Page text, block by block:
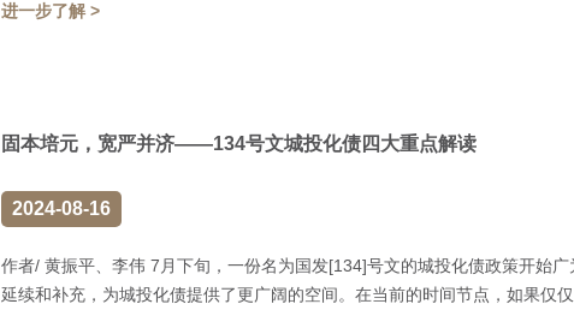
进一步了解 >
固本培元，宽严并济——134号文城投化债四大重点解读
2024-08-16
作者/ 黄振平、李伟 7月下旬，一份名为国发[134]号文的城投化债政策开始
延续和补充，为城投化债提供了更广阔的空间。在当前的时间节点，如果仅